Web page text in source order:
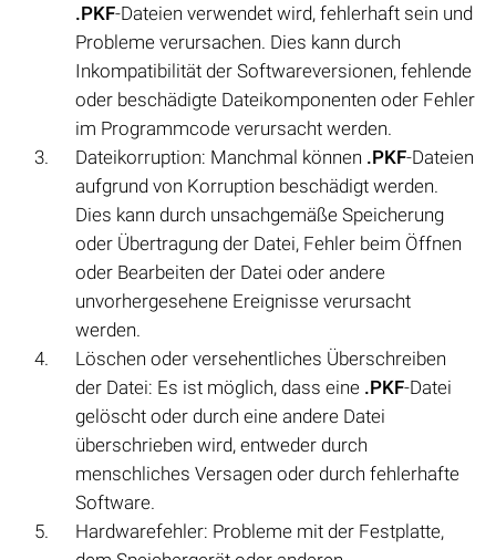
.PKF-Dateien verwendet wird, fehlerhaft sein und
Probleme verursachen. Dies kann durch
Inkompatibilität der Softwareversionen, fehlende
oder beschädigte Dateikomponenten oder Fehler
im Programmcode verursacht werden.
Dateikorruption: Manchmal können .PKF-Dateien
aufgrund von Korruption beschädigt werden.
Dies kann durch unsachgemäße Speicherung
oder Übertragung der Datei, Fehler beim Öffnen
oder Bearbeiten der Datei oder andere
unvorhergesehene Ereignisse verursacht
werden.
Löschen oder versehentliches Überschreiben
der Datei: Es ist möglich, dass eine .PKF-Datei
gelöscht oder durch eine andere Datei
überschrieben wird, entweder durch
menschliches Versagen oder durch fehlerhafte
Software.
Hardwarefehler: Probleme mit der Festplatte,